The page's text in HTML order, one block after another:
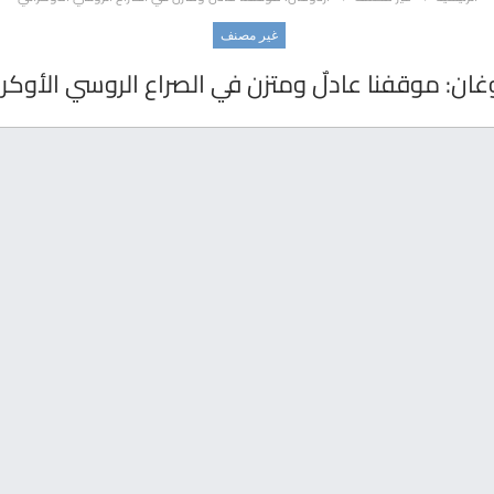
غير مصنف
موقفنا عادلٌ ومتزن في الصراع الروسي